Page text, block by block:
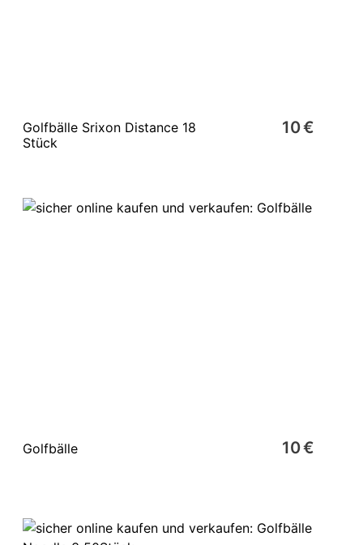
Golfbälle Srixon Distance 18
Stück
10 €
Golfbälle 10 €